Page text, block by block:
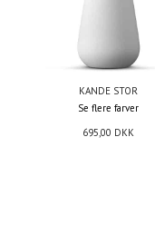
KANDE STOR
Se flere farver
695,00 DKK